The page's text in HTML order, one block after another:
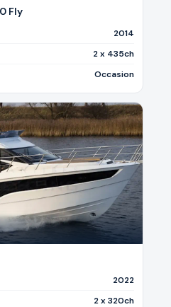
Fly
2014
2 x 435ch
Occasion
2022
2 x 320ch